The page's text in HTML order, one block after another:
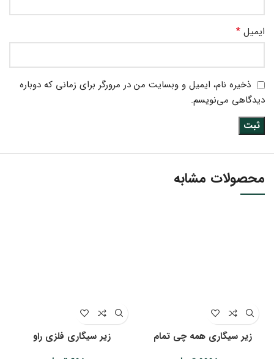
ایمیل *
ذخیره نام، ایمیل و وبسایت من در مرورگر برای زمانی که دوباره
دیدگاهی می‌نویسم.
محصولات مشابه
زیر سیگاری همه چی تمام
زیر سیگاری فلزی راو